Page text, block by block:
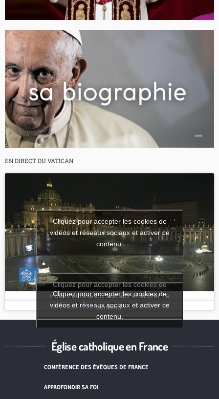
EN DIRECT DU VATICAN
Cliquez pour accepter les cookies de
vidéos et réseaux sociaux et activer ce
contenu.
les derniers tweets de Vatican News
Cliquez pour accepter les cookies de
vidéos et réseaux sociaux et activer ce
contenu.
Tweets by Pontifex_fr
Cliquez pour accepter les cookies de
vidéos et réseaux sociaux et activer ce
contenu.
Église catholique en France
CONFÉRENCE DES ÉVÊQUES DE FRANCE
APPROFONDIR SA FOI